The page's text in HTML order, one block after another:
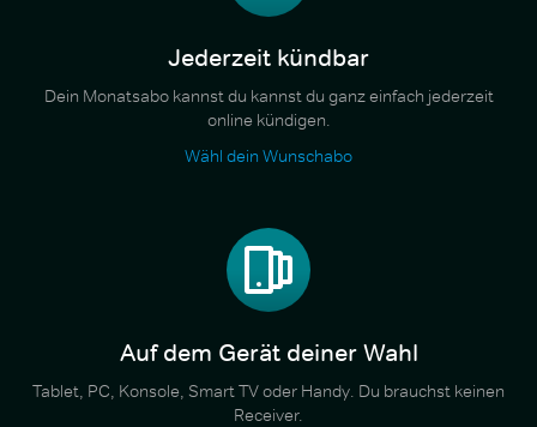
Jederzeit kündbar
Dein Monatsabo kannst du kannst du ganz einfach jederzeit
online kündigen.
Wähl dein Wunschabo
Auf dem Gerät deiner Wahl
Tablet, PC, Konsole, Smart TV oder Handy. Du brauchst keinen
Receiver.